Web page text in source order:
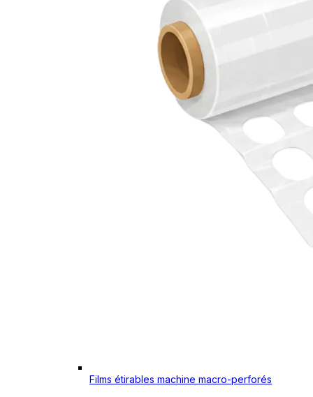
Films étirables machine macro-perforés